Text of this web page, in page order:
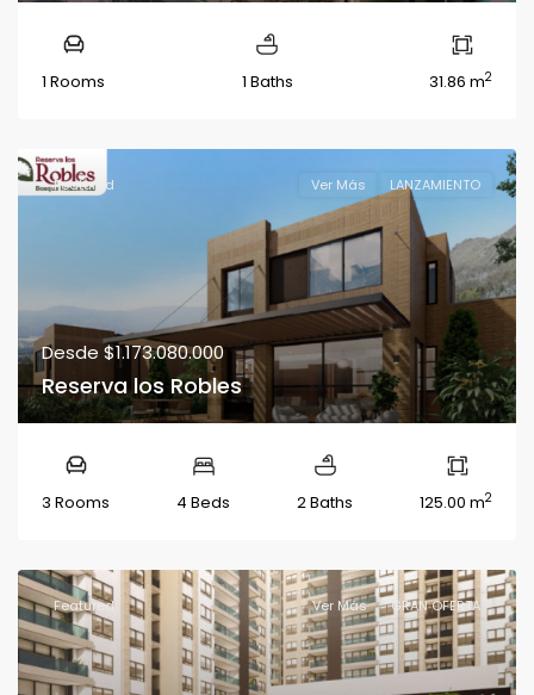
1 Rooms 1 Baths 31.86 m2
Featured Ver Más LANZAMIENTO
Desde $1.173.080.000
Reserva los Robles
3 Rooms 4 Beds 2 Baths 125.00 m2
Featured Ver Más GRAN OFERTA